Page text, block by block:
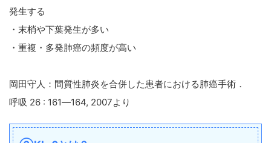
発生する
・末梢や下葉発生が多い
・重複・多発肺癌の頻度が高い
岡田守人：間質性肺炎を合併した患者における肺癌手術．
呼吸 26 : 161―164, 2007より